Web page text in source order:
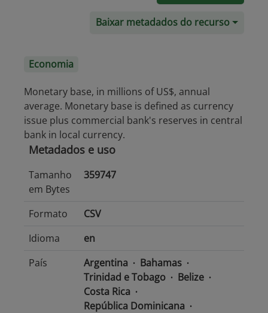
Baixar metadados do recurso
Economia
Monetary base, in millions of US$, annual
average. Monetary base is defined as currency
issue plus commercial bank's reserves in central
bank in local currency.
Metadados e uso
Tamanho
em Bytes
359747
Formato
CSV
Idioma
en
País
Argentina
Bahamas
Trinidad e Tobago
Belize
Costa Rica
República Dominicana